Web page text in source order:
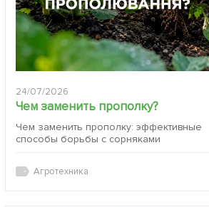
24/07/2026
Чем заменить прополку?
Чем заменить прополку: эффективные
способы борьбы с сорняками
Агротехника